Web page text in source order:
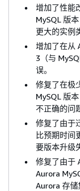
增加了性能
MySQL 版
更大的实例
增加了在从
3（与
误。
修复了在极
MySQL 版
不正确的问
修复了由于
比预期时间
要版本升级
修复了由于
Aurora
Aurora 存